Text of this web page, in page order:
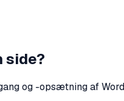
side?
og -opsætning af